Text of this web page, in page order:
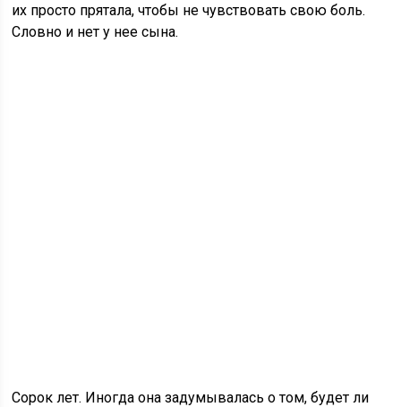
их просто прятала, чтобы не чувствовать свою боль.
Словно и нет у нее сына.
Сорок лет. Иногда она задумывалась о том, будет ли